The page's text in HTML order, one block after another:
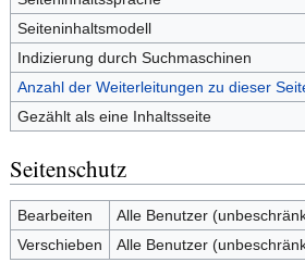
Seiteninhaltsmodell
Indizierung durch Suchmaschinen
Anzahl der Weiterleitungen zu dieser
Gezählt als eine Inhaltsseite
Seitenschutz
Bearbeiten
Alle Benutzer
Verschieben
Alle Benutzer